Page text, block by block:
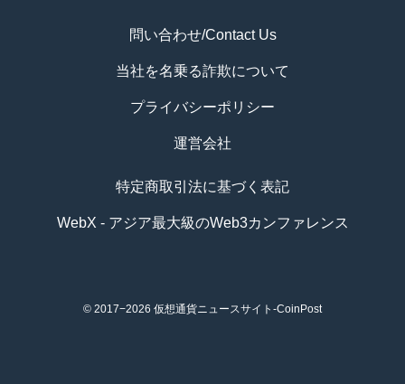
問い合わせ/Contact Us
当社を名乗る詐欺について
プライバシーポリシー
運営会社
特定商取引法に基づく表記
WebX - アジア最大級のWeb3カンファレンス
© 2017−2026 仮想通貨ニュースサイト-CoinPost